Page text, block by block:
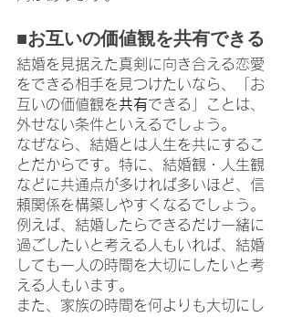
■お互いの価値観を共有できる
結婚を見据えた真剣に向き合える恋愛
をできる相手を見つけたいなら、「お
互いの価値観を共有できる」ことは、
外せない条件といえるでしょう。
なぜなら、結婚とは人生を共にするこ
とだからです。特に、結婚観・人生観
などに共通点が多ければ多いほど、信
頼関係を構築しやすくなるでしょう。
例えば、結婚したらできるだけ一緒に
過ごしたいと考える人もいれば、結婚
しても一人の時間を大切にしたいと考
える人もいます。
また、家族の時間を何よりも大切にし